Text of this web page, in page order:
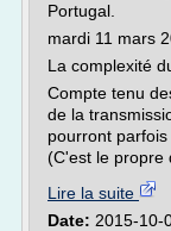
Portugal.
mardi 11 mars
La complexité
Compte tenu
de la
pourront
(C'est le propre
Lire la suite
Date: 2015-10-